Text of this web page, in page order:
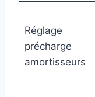
Réglage
précharge
amortisseurs